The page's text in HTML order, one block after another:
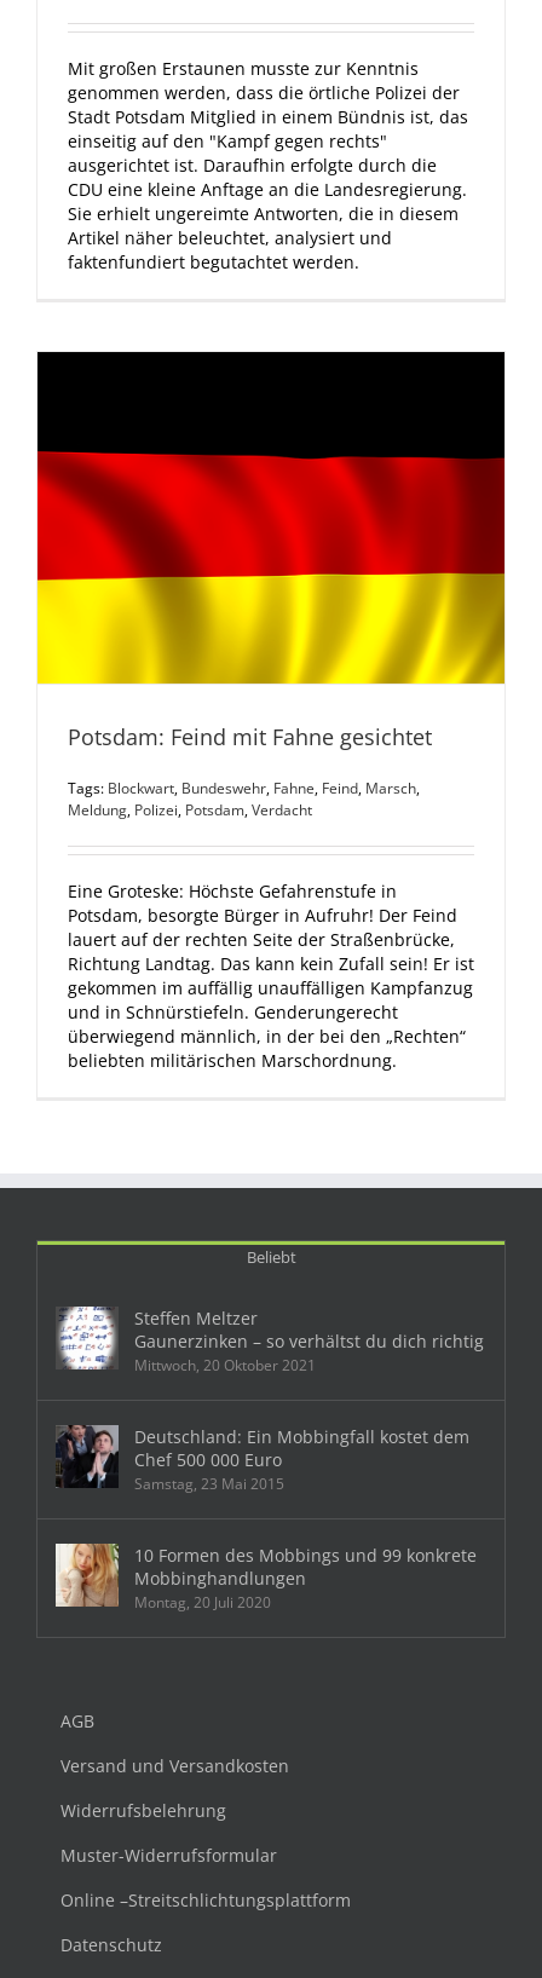
Mit großen Erstaunen musste zur Kenntnis
genommen werden, dass die örtliche Polizei der
Stadt Potsdam Mitglied in einem Bündnis ist, das
einseitig auf den "Kampf gegen rechts"
ausgerichtet ist. Daraufhin erfolgte durch die
CDU eine kleine Anftage an die Landesregierung.
Sie erhielt ungereimte Antworten, die in diesem
Artikel näher beleuchtet, analysiert und
faktenfundiert begutachtet werden.
Potsdam: Feind mit Fahne gesichtet
Tags: Blockwart, Bundeswehr, Fahne, Feind, Marsch,
Meldung, Polizei, Potsdam,Verdacht
Eine Groteske: Höchste Gefahrenstufe in
Potsdam, besorgte Bürger in Aufruhr! Der Feind
lauert auf der rechten Seite der Straßenbrücke,
Richtung Landtag. Das kann kein Zufall sein! Er ist
gekommen im auffällig unauffälligen Kampfanzug
und in Schnürstiefeln. Genderungerecht
überwiegend männlich, in der bei den „Rechten“
beliebten militärischen Marschordnung.
Beliebt
Steffen Meltzer
Gaunerzinken – so verhältst du dich richtig
Mittwoch, 20 Oktober 2021
Deutschland: Ein Mobbingfall kostet dem
Chef 500 000 Euro
Samstag, 23 Mai 2015
10 Formen des Mobbings und 99 konkrete
Mobbinghandlungen
Montag, 20 Juli 2020
AGB
Versand und Versandkosten
Widerrufsbelehrung
Muster-Widerrufsformular
Online –Streitschlichtungsplattform
Datenschutz